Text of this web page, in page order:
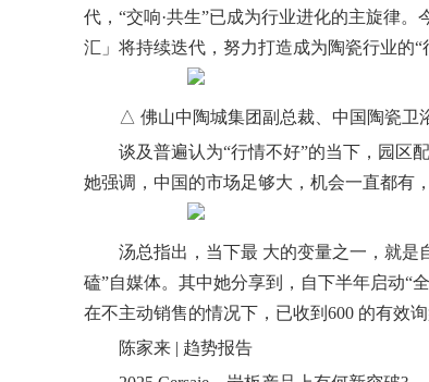
代，“交响·共生”已成为行业进化的主旋律。
汇」将持续迭代，努力打造成为陶瓷行业的“
△ 佛山中陶城集团副总裁、中国陶瓷卫
谈及普遍认为“行情不好”的当下，园区
她强调，中国的市场足够大，机会一直都有
汤总指出，当下最 大的变量之一，就是
磕”自媒体。其中她分享到，自下半年启动“
在不主动销售的情况下，已收到600 的有效
陈家来 | 趋势报告